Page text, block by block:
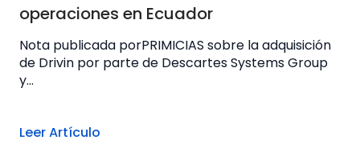
operaciones en Ecuador
Nota publicada porPRIMICIAS sobre la adquisición
de Drivin por parte de Descartes Systems Group
y...
Leer Artículo